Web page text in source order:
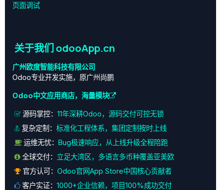
页面调试
关于我们 odooApp.cn
广州欧度智能科技有限公司
Odoo专业开发实施，原广州尚鹏
Odoo中文应用商店，海量模块
源码掌控： 11年深耕Odoo，源码交付可控无锁
复杂定制： 标准化工程体系，集团定制按时上线
运维无忧： Bug极速响应，从上线升级全程陪跑
全球交付： 立足大湾区，多语言多币种覆盖亚美欧
官方认可： Odoo官网App Store中国核心贡献者
客户实证： 1000+企业信赖，项目100%成功交付